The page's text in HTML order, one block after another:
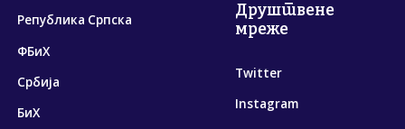
Република Српска
ФБиХ
Србија
БиХ
Друштвене
мреже
Twitter
Instagram